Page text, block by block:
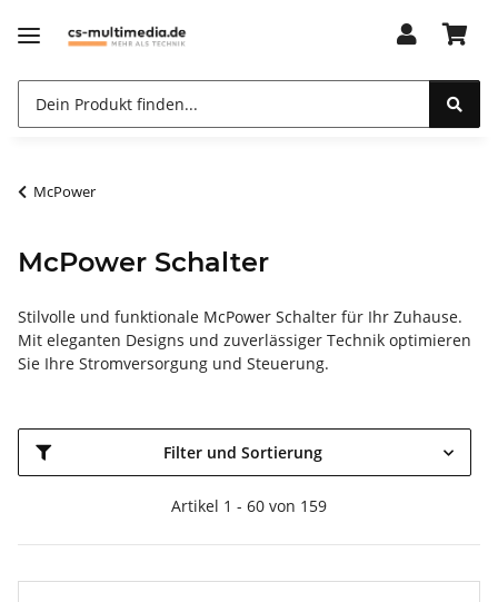
McPower
McPower Schalter
Stilvolle und funktionale McPower Schalter für Ihr Zuhause.
Mit eleganten Designs und zuverlässiger Technik optimieren
Sie Ihre Stromversorgung und Steuerung.
Filter und Sortierung
Artikel 1 - 60 von 159